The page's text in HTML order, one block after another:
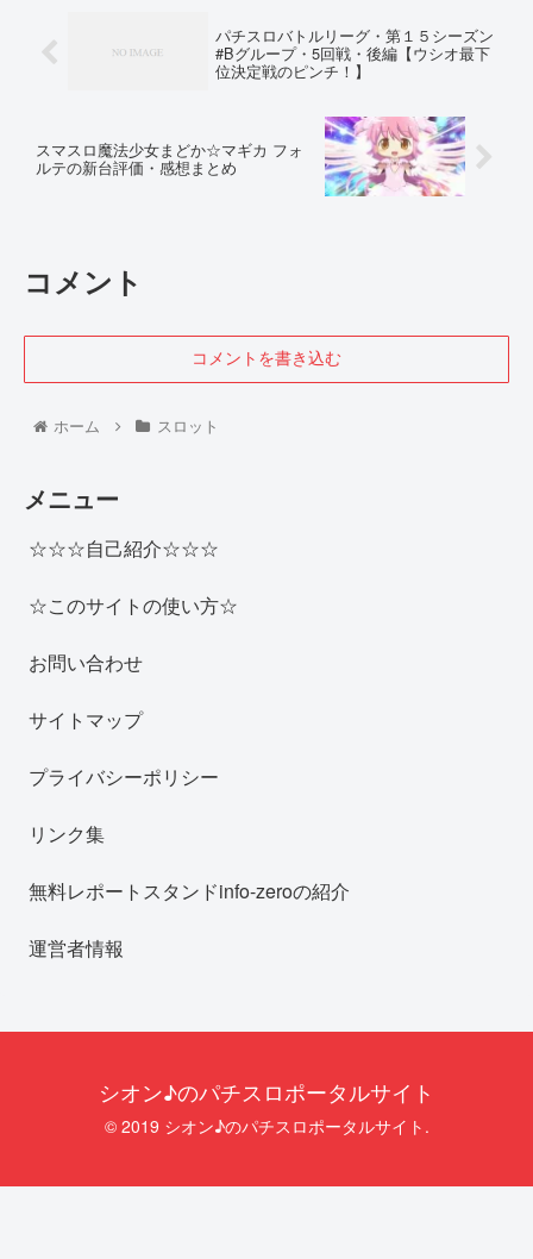
パチスロバトルリーグ・第１５シーズン
#Bグループ・5回戦・後編【ウシオ最下
位決定戦のピンチ！】
スマスロ魔法少女まどか☆マギカ フォ
ルテの新台評価・感想まとめ
コメント
コメントを書き込む
ホーム スロット
メニュー
☆☆☆自己紹介☆☆☆
☆このサイトの使い方☆
お問い合わせ
サイトマップ
プライバシーポリシー
リンク集
無料レポートスタンドinfo-zeroの紹介
運営者情報
シオン♪のパチスロポータルサイト
© 2019 シオン♪のパチスロポータルサイト.